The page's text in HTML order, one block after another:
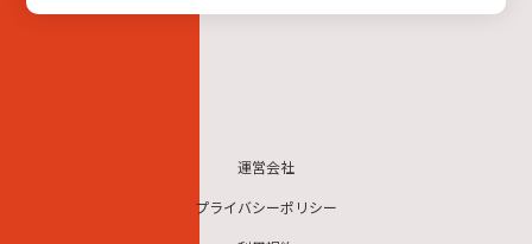
運営会社
プライバシーポリシー